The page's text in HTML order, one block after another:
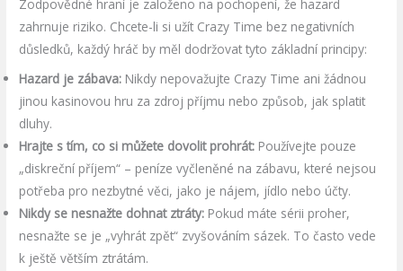
Zodpovědné hraní je založeno na pochopení, že hazard
zahrnuje riziko. Chcete-li si užít Crazy Time bez negativních
důsledků, každý hráč by měl dodržovat tyto základní principy:
Hazard je zábava: Nikdy nepovažujte Crazy Time ani žádnou
jinou kasinovou hru za zdroj příjmu nebo způsob, jak splatit
dluhy.
Hrajte s tím, co si můžete dovolit prohrát: Používejte pouze
„diskreční příjem“ – peníze vyčleněné na zábavu, které nejsou
potřeba pro nezbytné věci, jako je nájem, jídlo nebo účty.
Nikdy se nesnažte dohnat ztráty: Pokud máte sérii proher,
nesnažte se je „vyhrát zpět“ zvyšováním sázek. To často vede
k ještě větším ztrátám.